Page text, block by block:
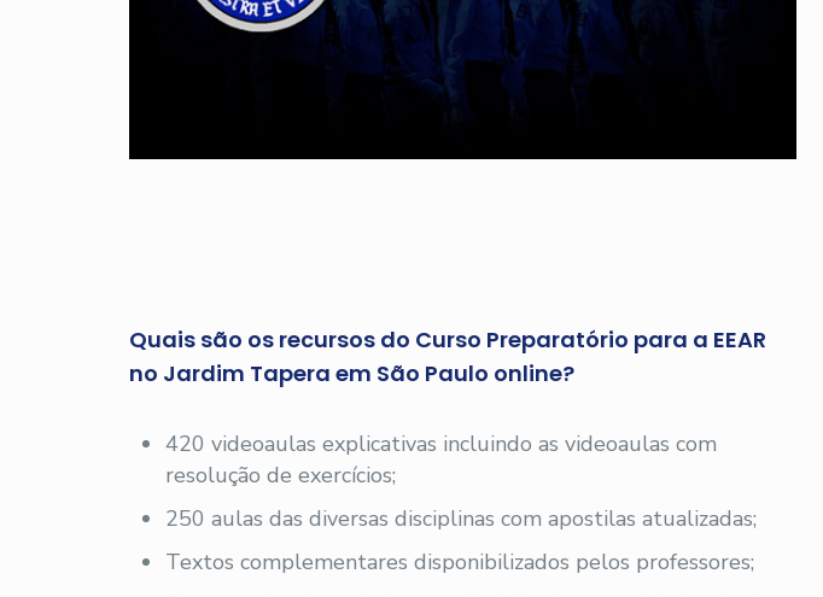
Quais são os recursos do Curso Preparatório para a EEAR
no Jardim Tapera em São Paulo online?
420 videoaulas explicativas incluindo as videoaulas com
resolução de exercícios;
250 aulas das diversas disciplinas com apostilas atualizadas;
Textos complementares disponibilizados pelos professores;